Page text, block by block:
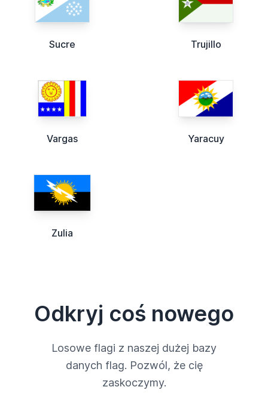
Sucre Trujillo
Vargas Yaracuy
Zulia
Odkryj coś nowego
Losowe flagi z naszej dużej bazy
danych flag. Pozwól, że cię
zaskoczymy.